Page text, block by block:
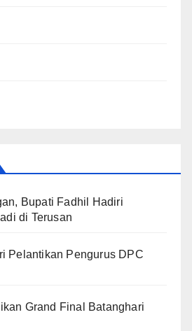
Bupati Fadhil Hadiri
di Terusan
Pelantikan Pengurus DPC
Grand Final Batanghari